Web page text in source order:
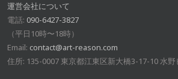
運営会社について
電話: 090-6427-3827
（平日10時〜18時）
Email: contact@art-reason.com
住所: 135-0007 東京都江東区新大橋3-17-10 水野